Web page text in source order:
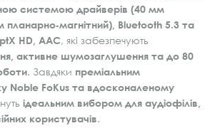
системою драйверів (40 мм
планарно‑магнітний), Bluetooth 5.3 та
HD, AAC, які забезпечують
активне шумозаглушення та до 80
. Завдяки преміальним
Noble FoKus та вдосконаленому
ідеальним вибором для аудіофілів,
користувачів.